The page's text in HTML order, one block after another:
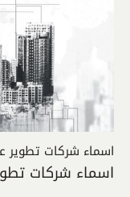
اسماء شركات تطوير
اسماء شركات